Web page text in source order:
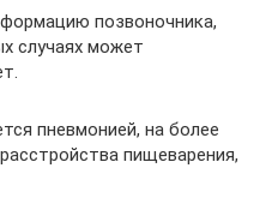
позвоночника,
случаях может
пневмонией, на более
пищеварения,